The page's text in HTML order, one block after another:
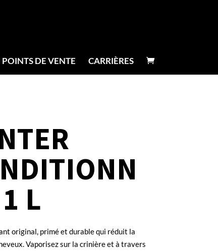
POINTS DE VENTE CARRIÈRES
L
original, primé et durable qui réduit la
Vaporisez sur la crinière et à travers